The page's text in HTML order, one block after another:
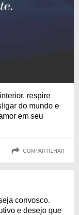
respire
do mundo e
em seu
COMPARTILHAR
convosco.
e desejo que